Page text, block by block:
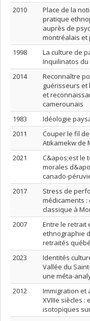
2010
Place de la
pratique
auprès de
montréalais et
1998
La culture de
Inquilinatos du
2014
Reconnaître
guérisseurs et
et
camerounais
1983
Idéologie
2011
Couper le fil
Atikamekw de
2021
C&apos;est le
morales
canado-
2017
Stress de
médicaments :
classique à
2007
Entre le retrait
ethnographie
retraités
2023
Identités
Vallée du
une méta-
2012
Immigration et
XVIIIe siècles :
isotopiques